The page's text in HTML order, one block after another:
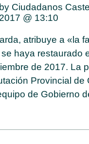
by Ciudadanos
2017 @ 13:10
atribuye a «la
haya restaurado
de 2017. La
Provincial de
de Gobierno